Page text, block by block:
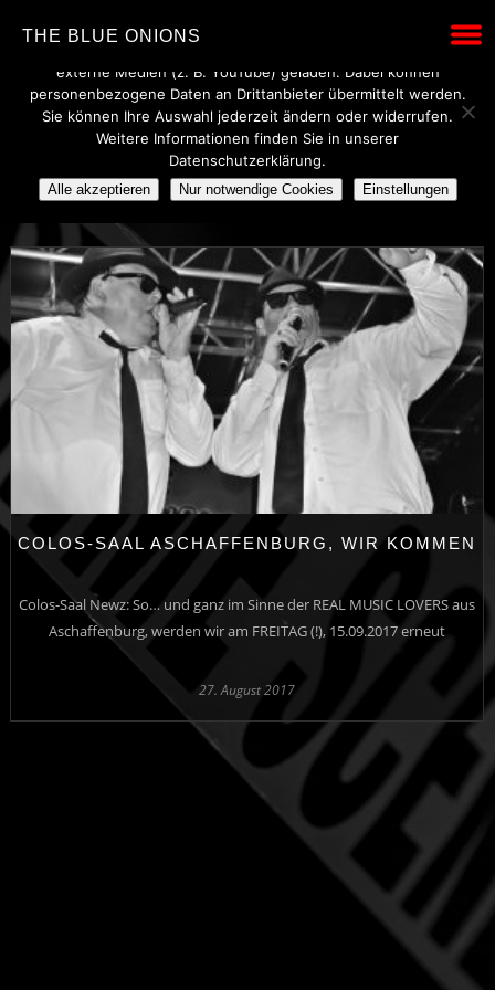
THE BLUE ONIONS
POSTS TAGGED UNDER
ROSSMARKT
COLOS-SAAL ASCHAFFENBURG, WIR KOMMEN
Colos-Saal Newz: So… und ganz im Sinne der REAL MUSIC LOVERS aus
Aschaffenburg, werden wir am FREITAG (!), 15.09.2017 erneut
27. August 2017
Wir verwenden technisch notwendige Cookies, um den Betrieb
dieser Website sicherzustellen. Mit Ihrer Einwilligung werden
externe Medien (z. B. YouTube) geladen. Dabei können
personenbezogene Daten an Drittanbieter übermittelt werden.
Sie können Ihre Auswahl jederzeit ändern oder widerrufen.
Weitere Informationen finden Sie in unserer
Datenschutzerklärung.
Alle akzeptieren Nur notwendige Cookies Einstellungen